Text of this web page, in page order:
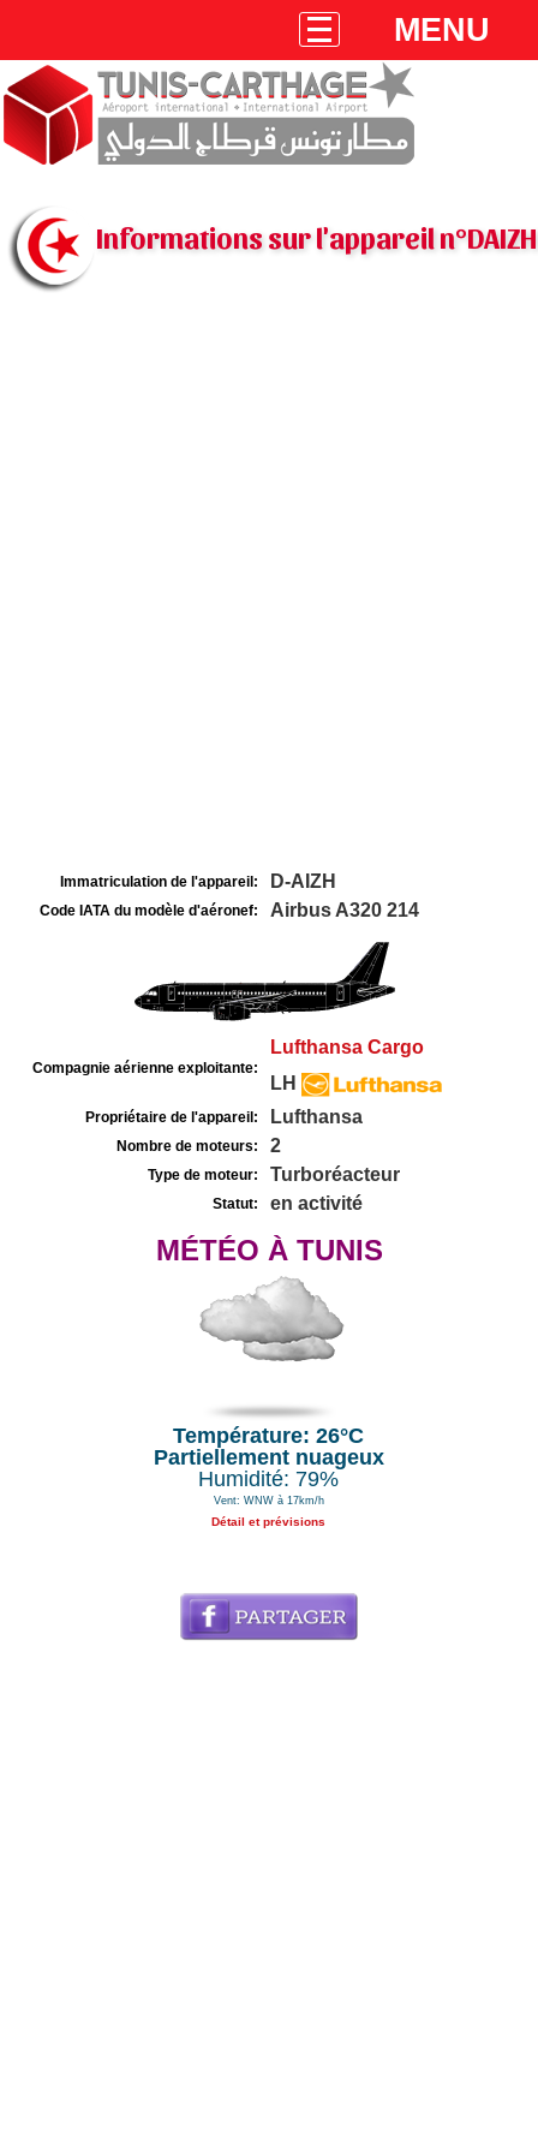
MENU
Informations sur l'appareil n°DAIZH
Immatriculation de l'appareil: D-AIZH
Code IATA du modèle d'aéronef: Airbus A320 214
Compagnie aérienne exploitante:
Lufthansa Cargo
LH
Propriétaire de l'appareil: Lufthansa
Nombre de moteurs: 2
Type de moteur: Turboréacteur
Statut: en activité
MÉTÉO À TUNIS
Température: 26°C
Partiellement nuageux
Humidité: 79%
Vent: WNW à 17km/h
Détail et prévisions